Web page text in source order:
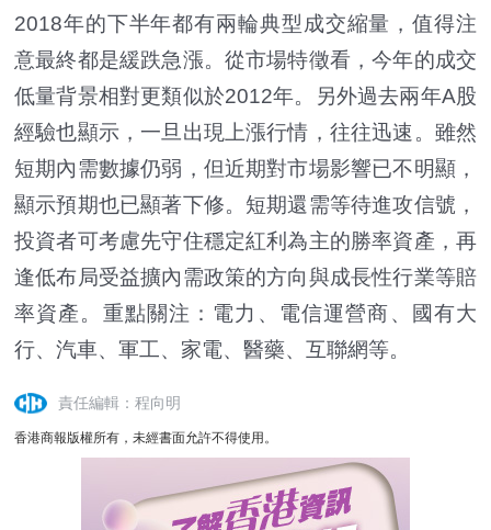
2018年的下半年都有兩輪典型成交縮量，值得注
意最終都是緩跌急漲。從市場特徵看，今年的成交
低量背景相對更類似於2012年。另外過去兩年A股
經驗也顯示，一旦出現上漲行情，往往迅速。雖然
短期內需數據仍弱，但近期對市場影響已不明顯，
顯示預期也已顯著下修。短期還需等待進攻信號，
投資者可考慮先守住穩定紅利為主的勝率資產，再
逢低布局受益擴內需政策的方向與成長性行業等賠
率資產。重點關注：電力、電信運營商、國有大
行、汽車、軍工、家電、醫藥、互聯網等。
責任編輯：程向明
香港商報版權所有，未經書面允許不得使用。